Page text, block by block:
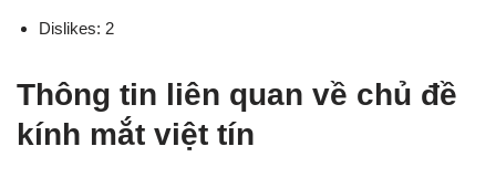
Dislikes: 2
Thông tin liên quan về chủ đề
kính mắt việt tín